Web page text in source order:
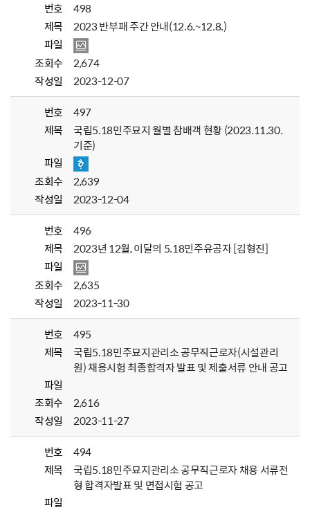
번호
498
제목
2023 반부패 주간 안내(12.6.~12.8.)
파일
조회수
2,674
작성일
2023-12-07
번호
497
제목
국립5.18민주묘지 월별 참배객 현황 (2023.11.30.
기준)
파일
조회수
2,639
작성일
2023-12-04
번호
496
제목
2023년 12월, 이달의 5.18민주유공자 [김형진]
파일
조회수
2,635
작성일
2023-11-30
번호
495
제목
국립5.18민주묘지관리소 공무직근로자(시설관리
원) 채용시험 최종합격자 발표 및 제출서류 안내 공고
파일
조회수
2,616
작성일
2023-11-27
번호
494
제목
국립5.18민주묘지관리소 공무직근로자 채용 서류전
형 합격자발표 및 면접시험 공고
파일